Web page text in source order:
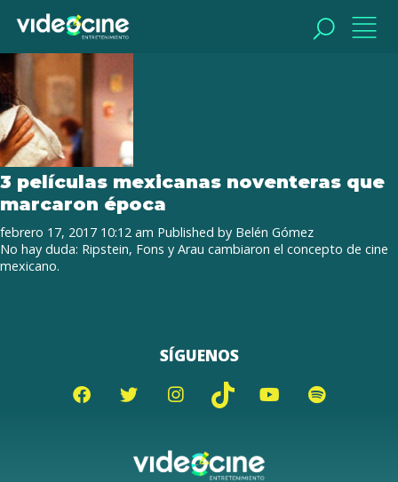
Tag Archive: Alfonso Arau
3 películas mexicanas noventeras que
marcaron época
febrero 17, 2017 10:12 am Published by Belén Gómez
No hay duda: Ripstein, Fons y Arau cambiaron el concepto de cine
mexicano.
SÍGUENOS